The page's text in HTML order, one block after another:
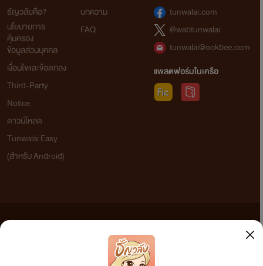
ธัญวลัยคือ?
นโยบายการ
คุ้มครอง
ข้อมูลส่วนบุคคล
เงื่อนไขและข้อตกลง
Third-Party
Notice
ดาวน์โหลด
Tunwalai Easy
(สำหรับ Android)
บทความ
FAQ
tunwalai.com
@webtunwalai
tunwalai@ookbee.com
แพลตฟอร์มในเครือ
เว็บไซต์แห่งนี้ไม่ได้เห็นด้วยและไม่ขอรับผิดชอบต่อข้อความใดๆ ทั้งสิ้น ดังนั้นผู้อ่านทุกท่านโปรดใช้
วิจารณญาณในการกลั่นกรองด้วยตนเอง และหากท่านพบข้อความใดๆ ที่ขัดต่อกฎหมายและศีลธรรม